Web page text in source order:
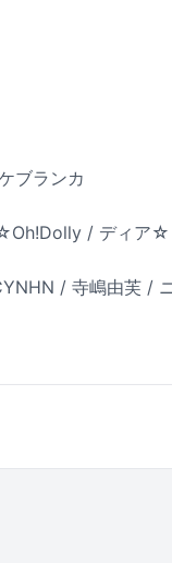
ブランカ
/ ディ
/ 寺嶋由芙 /